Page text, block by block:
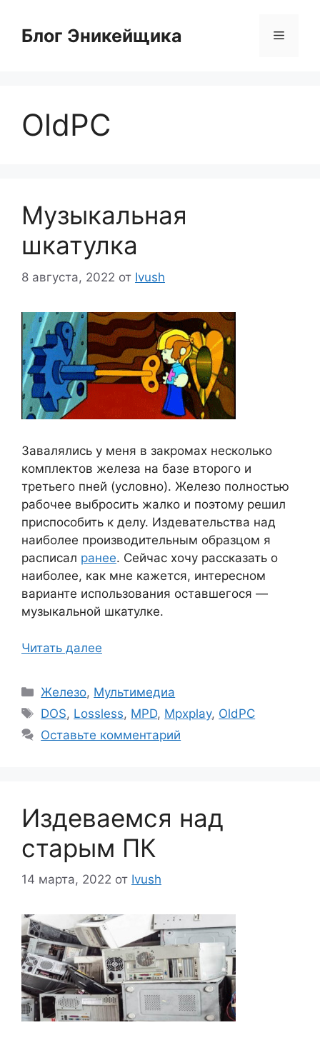
содержимому
Блог Эникейщика Меню
OldPC
Музыкальная
шкатулка
8 августа, 2022 от Ivush
Завалялись у меня в закромах несколько
комплектов железа на базе второго и
третьего пней (условно). Железо полностью
рабочее выбросить жалко и поэтому решил
приспособить к делу. Издевательства над
наиболее производительным образцом я
расписал ранее. Сейчас хочу рассказать о
наиболее, как мне кажется, интересном
варианте использования оставшегося —
музыкальной шкатулке.
Читать далее
Рубрики
Железо, Мультимедиа
Метки
DOS, Lossless, MPD, Mpxplay, OldPC
Оставьте комментарий
Издеваемся над
старым ПК
14 марта, 2022 от Ivush